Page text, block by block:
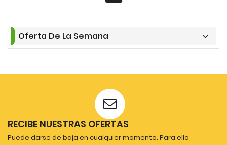
Oferta De La Semana
RECIBE NUESTRAS OFERTAS
Puede darse de baja en cualquier momento. Para ello,